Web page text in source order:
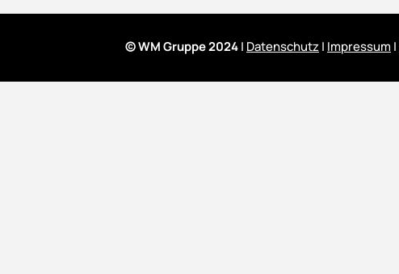
© WM Gruppe 2024| Datenschutz| Impressum |